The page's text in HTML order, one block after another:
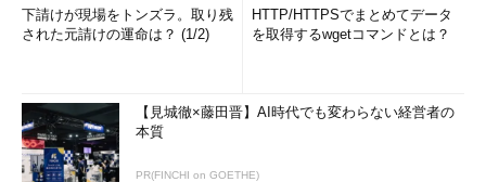
下請けが現場をトンズラ。取り残
された元請けの運命は？ (1/2)
HTTP/HTTPSでまとめてデータ
を取得するwgetコマンドとは？
【見城徹×藤田晋】AI時代でも変わらない経営者の
本質
PR(FINCHI on GOETHE)